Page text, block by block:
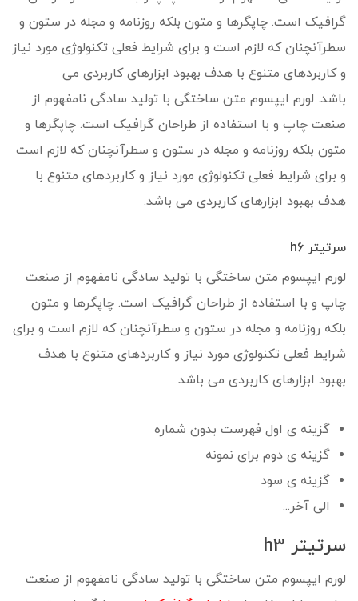
گرافیک است. چاپگرها و متون بلکه روزنامه و مجله در ستون و
سطرآنچنان که لازم است و برای شرایط فعلی تکنولوژی مورد نیاز
و کاربردهای متنوع با هدف بهبود ابزارهای کاربردی می
باشد. لورم ایپسوم متن ساختگی با تولید سادگی نامفهوم از
صنعت چاپ و با استفاده از طراحان گرافیک است. چاپگرها و
متون بلکه روزنامه و مجله در ستون و سطرآنچنان که لازم است
و برای شرایط فعلی تکنولوژی مورد نیاز و کاربردهای متنوع با
هدف بهبود ابزارهای کاربردی می باشد.
سرتیتر h6
لورم ایپسوم متن ساختگی با تولید سادگی نامفهوم از صنعت
چاپ و با استفاده از طراحان گرافیک است. چاپگرها و متون
بلکه روزنامه و مجله در ستون و سطرآنچنان که لازم است و برای
شرایط فعلی تکنولوژی مورد نیاز و کاربردهای متنوع با هدف
بهبود ابزارهای کاربردی می باشد.
گزینه ی اول فهرست بدون شماره
گزینه ی دوم برای نمونه
گزینه ی سود
الی آخر...
سرتیتر h3
لورم ایپسوم متن ساختگی با تولید سادگی نامفهوم از صنعت